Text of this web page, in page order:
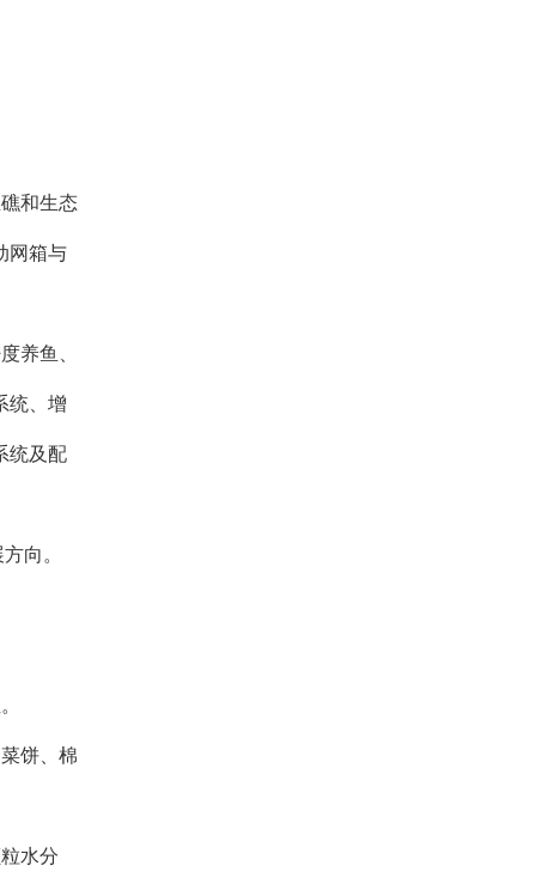
和生态
网箱与
养鱼、
统、增
统及配
向。
饼、棉
水分